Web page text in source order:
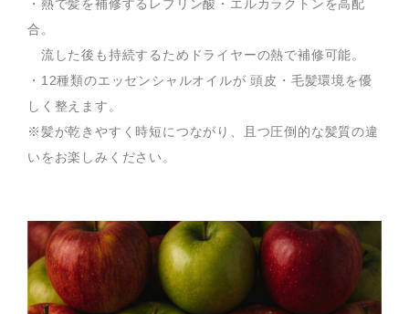
・熱で髪を補修するレブリン酸・エルカラクトンを高配
合。
流した後も持続するためドライヤーの熱で補修可能。
・12種類のエッセンシャルオイルが 頭皮・毛髪環境を優
しく整えます。
※髪が乾きやすく時短につながり、且つ圧倒的な髪質の違
いをお楽しみください。